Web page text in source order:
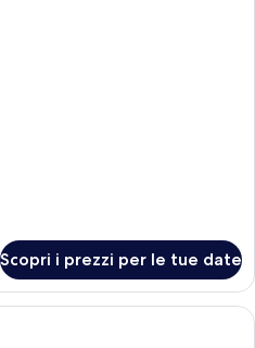
Scopri i prezzi per le tue date